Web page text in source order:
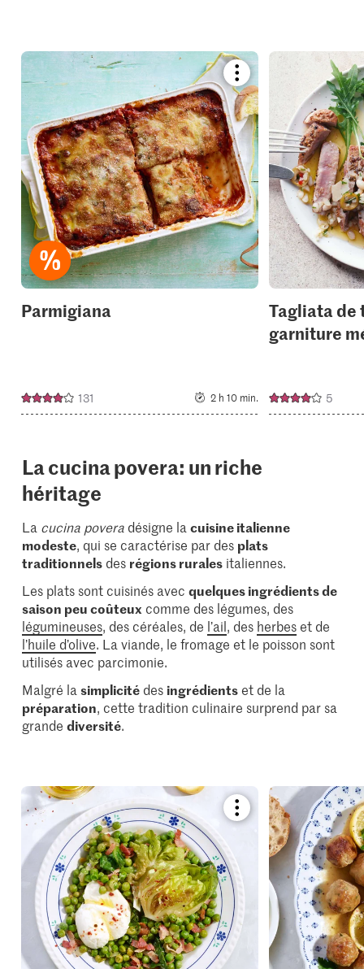
Bookmark
recipe
or
add
it
to
your
collections.
Parmigiana
131 2 h 10 min.
Tagliata de
garniture
5
La cucina povera: un riche
héritage
La cucina povera désigne lacuisine italienne
modeste, qui se caractérise par des plats
traditionnels des régions rurales italiennes.
Les plats sont cuisinés avecquelques ingrédients de
saison peu coûteux comme des légumes, des
légumineuses, des céréales, de l’ail, des herbeset de
l’huile d’olive. La viande, le fromage et le poisson sont
utilisés avec parcimonie.
Malgré lasimplicité des ingrédientset de la
préparation, cette tradition culinaire surprend par sa
grandediversité.
Bookmark
recipe
to
your
collections.